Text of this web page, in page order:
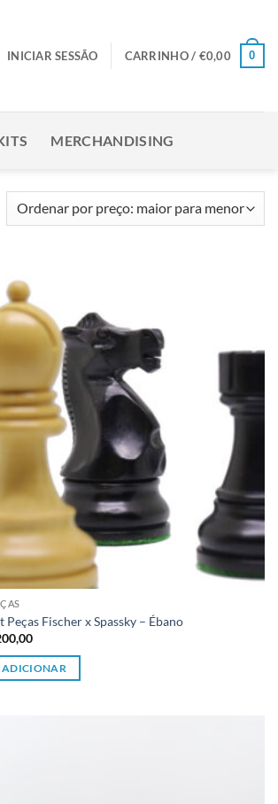
INICIAR SESSÃO CARRINHO / €0,00 0
MERCHANDISING
Peças Fischer x Spassky – Ébano
ADICIONAR